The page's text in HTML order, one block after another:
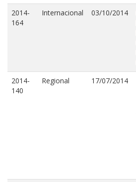
2014-
164
Internacional 03/10/2014
2014-
140
Regional 17/07/2014